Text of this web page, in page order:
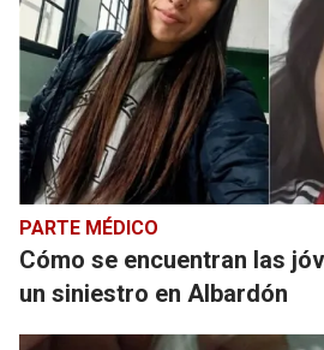
PARTE MÉDICO
Cómo se encuentran las
un siniestro en Albardón